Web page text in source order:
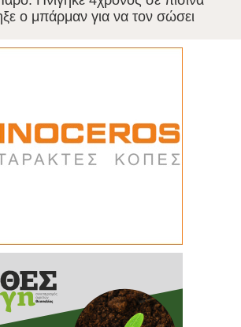
ο μπάρμαν για να τον σώσει